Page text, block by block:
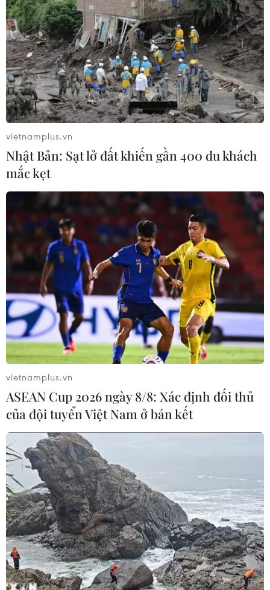
vietnamplus.vn
Nhật Bản: Sạt lở đất khiến gần 400 du khách
mắc kẹt
vietnamplus.vn
ASEAN Cup 2026 ngày 8/8: Xác định đối thủ
của đội tuyển Việt Nam ở bán kết